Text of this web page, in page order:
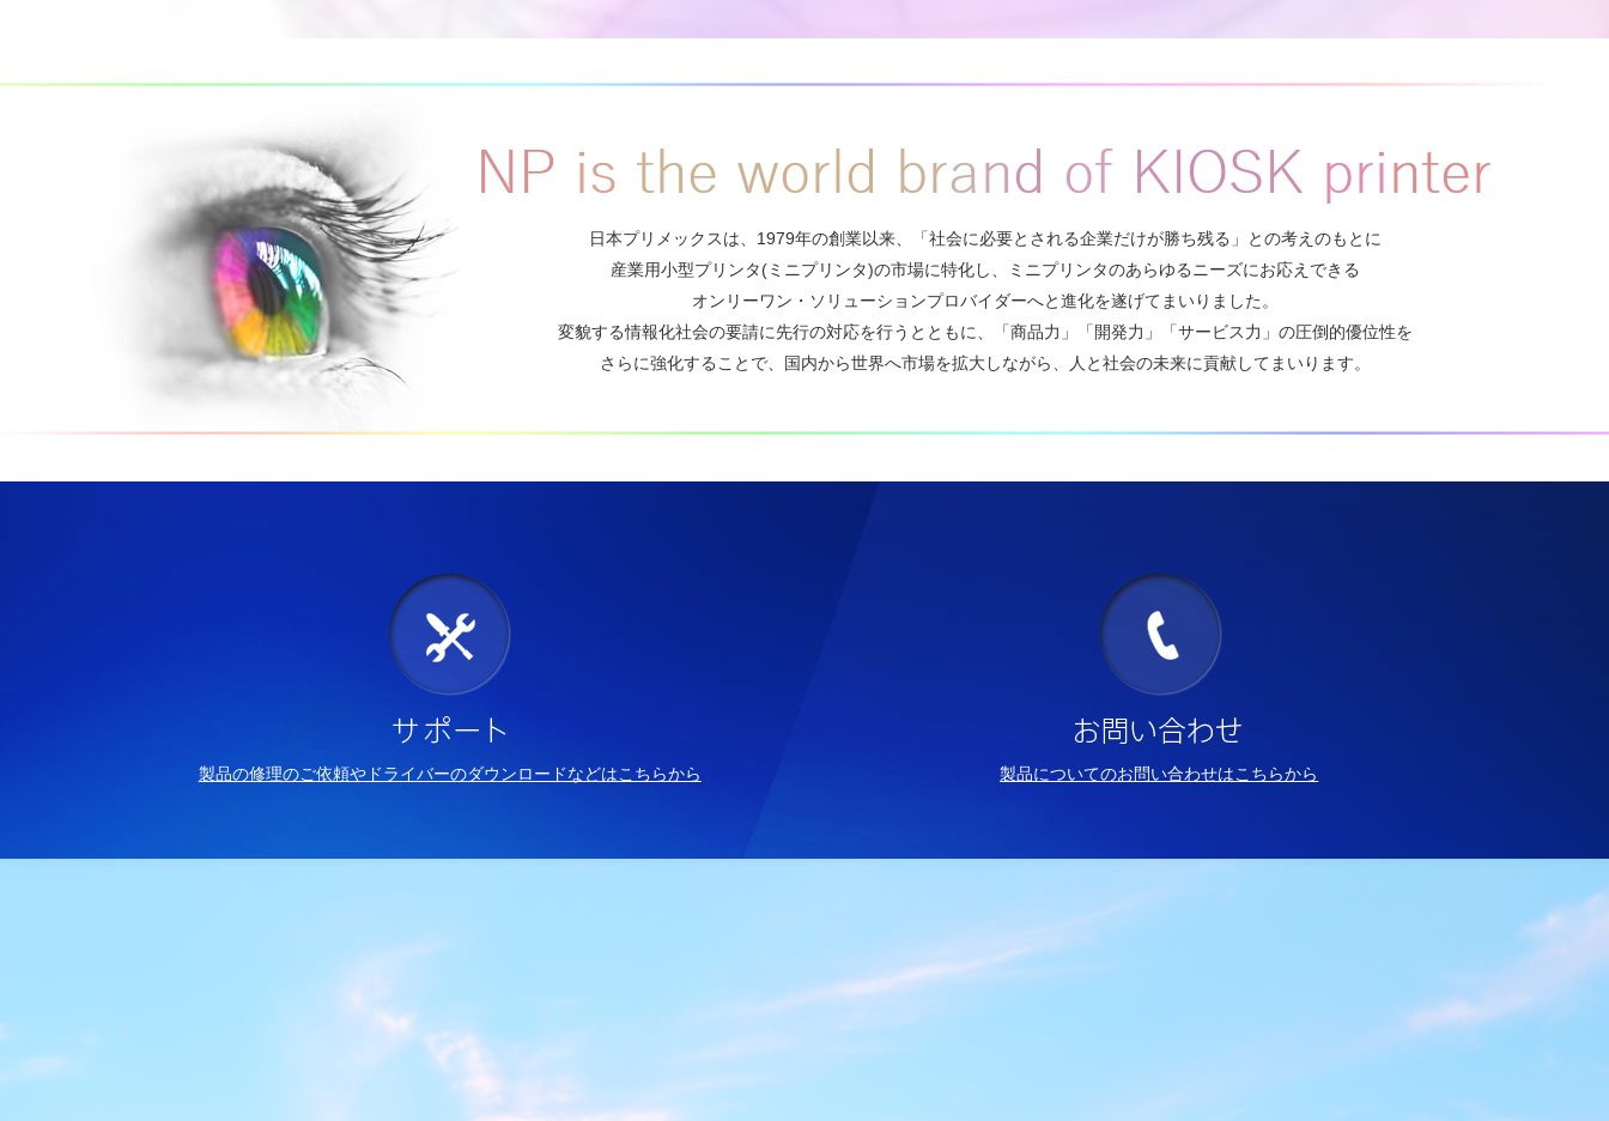
日本プリメックスは、1979年の創業以来、
「社会に必要とされる企業だけが勝ち残る」との考えのもとに
産業用小型プリンタ(ミニプリンタ)の市場に特化し、
ミニプリンタのあらゆるニーズにお応えできる
オンリーワン・ソリューションプロバイダーへと進化を遂げてまいりました。
変貌する情報化社会の要請に先行の対応を行うとともに、
「商品力」「開発力」「サービス力」の圧倒的優位性を
さらに強化することで、国内から世界へ市場を拡大しながら、
人と社会の未来に貢献してまいります。
製品の修理のご依頼やドライバーのダウンロードなどはこちらから 製品についてのお問い合わせはこちらから